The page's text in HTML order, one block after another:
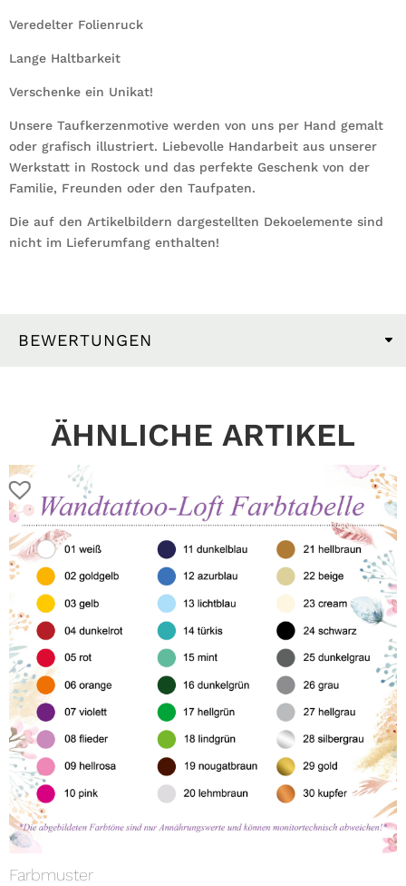
Veredelter Folienruck
Lange Haltbarkeit
Verschenke ein Unikat!
Unsere Taufkerzenmotive werden von uns per Hand gemalt
oder grafisch illustriert. Liebevolle Handarbeit aus unserer
Werkstatt in Rostock und das perfekte Geschenk von der
Familie, Freunden oder den Taufpaten.
Die auf den Artikelbildern dargestellten Dekoelemente sind
nicht im Lieferumfang enthalten!
BEWERTUNGEN
ÄHNLICHE ARTIKEL
Farbmuster